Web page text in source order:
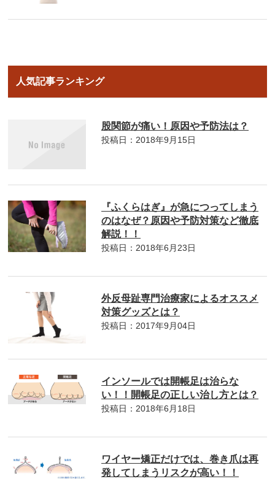
人気記事ランキング
股関節が痛い！原因や予防法は？
投稿日：2018年9月15日
『ふくらはぎ』が急につってしまう
のはなぜ？原因や予防対策など徹底
解説！！
投稿日：2018年6月23日
外反母趾専門治療家によるオススメ
対策グッズとは？
投稿日：2017年9月04日
インソールでは開帳足は治らな
い！！開帳足の正しい治し方とは？
投稿日：2018年6月18日
ワイヤー矯正だけでは、巻き爪は再
発してしまうリスクが高い！！